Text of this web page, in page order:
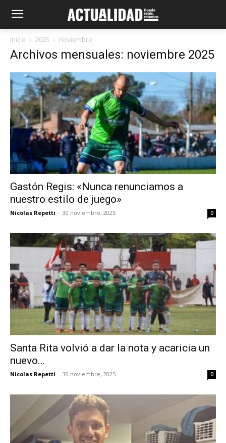
Inicio 2025 noviembre
Archivos mensuales: noviembre 2025
Gastón Regis: «Nunca renunciamos a
nuestro estilo de juego»
Nicolas Repetti - 30 noviembre, 2025 0
Santa Rita volvió a dar la nota y acaricia un
nuevo...
Nicolas Repetti - 30 noviembre, 2025 0